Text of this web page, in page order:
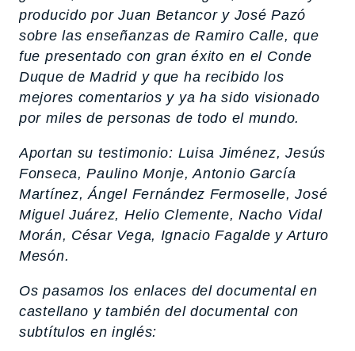
producido por Juan Betancor y José Pazó
sobre las enseñanzas de Ramiro Calle, que
fue presentado con gran éxito en el Conde
Duque de Madrid y que ha recibido los
mejores comentarios y ya ha sido visionado
por miles de personas de todo el mundo.
Aportan su testimonio: Luisa Jiménez, Jesús
Fonseca, Paulino Monje, Antonio García
Martínez, Ángel Fernández Fermoselle, José
Miguel Juárez, Helio Clemente, Nacho Vidal
Morán, César Vega, Ignacio Fagalde y Arturo
Mesón.
Os pasamos los enlaces del documental en
castellano y también del documental con
subtítulos en inglés: